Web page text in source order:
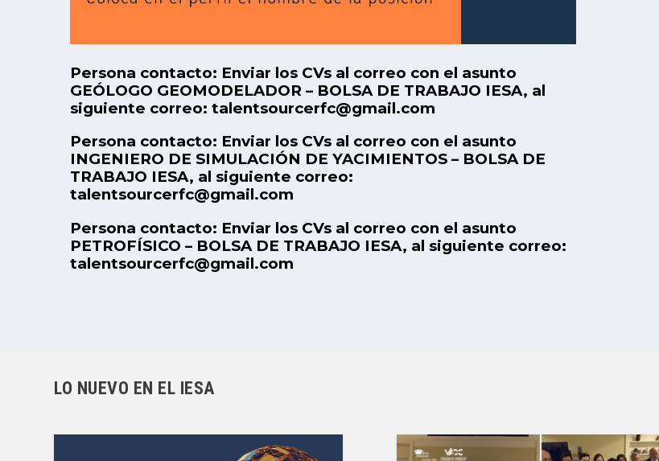
Persona contacto: Enviar los CVs al correo con el asunto
GEÓLOGO GEOMODELADOR – BOLSA DE TRABAJO IESA, al
siguiente correo: talentsourcerfc@gmail.com
Persona contacto: Enviar los CVs al correo con el asunto
INGENIERO DE SIMULACIÓN DE YACIMIENTOS – BOLSA DE
TRABAJO IESA, al siguiente correo:
talentsourcerfc@gmail.com
Persona contacto: Enviar los CVs al correo con el asunto
PETROFÍSICO – BOLSA DE TRABAJO IESA, al siguiente correo:
talentsourcerfc@gmail.com
LO NUEVO EN EL IESA